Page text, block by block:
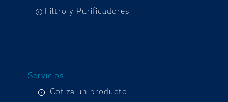
Filtro y Purificadores
Servicios
Cotiza un producto